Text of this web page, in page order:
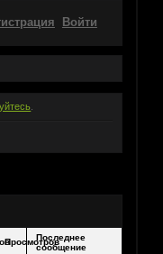
Войти
.
ПросмотровПоследнее
сообщение